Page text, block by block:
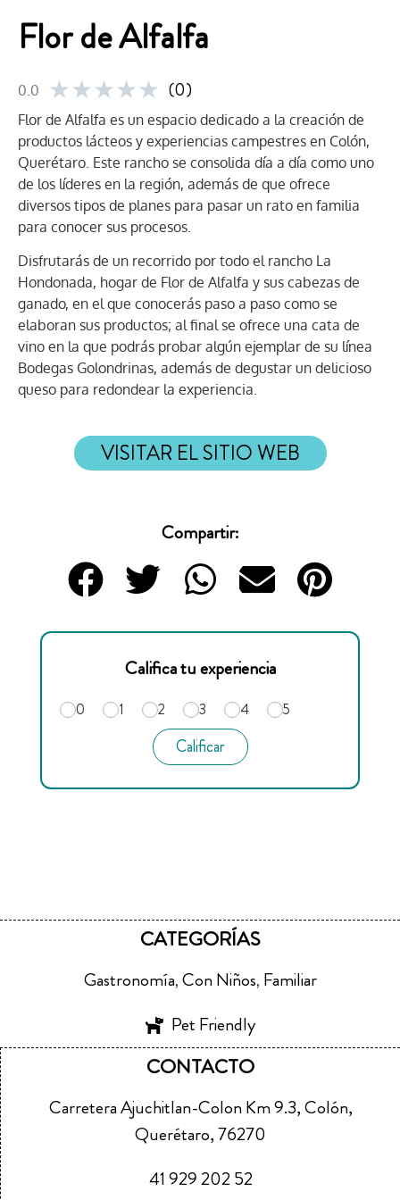
Flor de Alfalfa
0.0 ★★★★★ (0)
Flor de Alfalfa es un espacio dedicado a la creación de
productos lácteos y experiencias campestres en Colón,
Querétaro. Este rancho se consolida día a día como uno
de los líderes en la región, además de que ofrece
diversos tipos de planes para pasar un rato en familia
para conocer sus procesos.
Disfrutarás de un recorrido por todo el rancho La
Hondonada, hogar de Flor de Alfalfa y sus cabezas de
ganado, en el que conocerás paso a paso como se
elaboran sus productos; al final se ofrece una cata de
vino en la que podrás probar algún ejemplar de su línea
Bodegas Golondrinas, además de degustar un delicioso
queso para redondear la experiencia.
VISITAR EL SITIO WEB
Compartir:
Califica tu experiencia
0 1 2 3 4 5
Calificar
CATEGORÍAS
Gastronomía, Con Niños, Familiar
Pet Friendly
CONTACTO
Carretera Ajuchitlan-Colon Km 9.3, Colón,
Querétaro, 76270
41 929 202 52